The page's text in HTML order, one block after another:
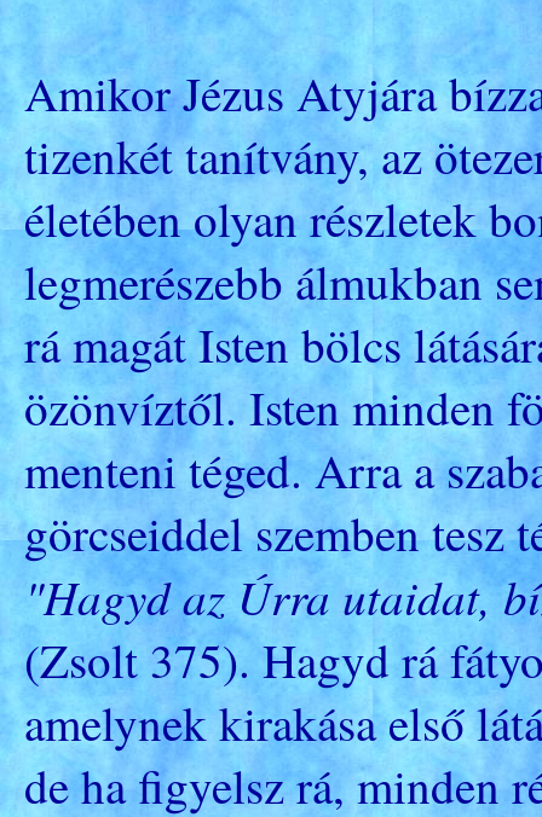
Amikor Jézus Atyjára
tizenkét tanítvány, az
életében olyan részletek
legmerészebb álmukban
rá magát Isten bölcs
özönvíztől. Isten minden
menteni téged. Arra a
görcseiddel szemben tesz
"Hagyd az Úrra utaidat,
(Zsolt 375). Hagyd rá
amelynek kirakása első
de ha figyelsz rá, minden